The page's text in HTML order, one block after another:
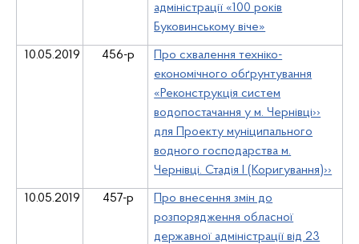
адміністрації «100 років
Буковинському віче»
10.05.2019 456-р
Про схвалення техніко-
економічного обґрунтування
«Реконструкція систем
водопостачання у м. Чернівці››
для Проекту муніципального
водного господарства м.
Чернівці. Стадія І (Коригування)››
10.05.2019 457-р
Про внесення змін до
розпорядження обласної
державної адміністрації від 23